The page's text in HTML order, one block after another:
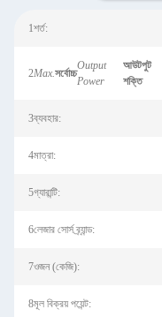
1শর্ত:
2Max.সর্বোচ্চ
Output
Power
আউটপুট
শক্তি
3ব্যবহার:
4মাত্রা:
5গ্যারান্টি:
6লেজার সোর্স ব্র্যান্ড:
7ওজন (কেজি):
8মূল বিক্রয় পয়েন্ট: